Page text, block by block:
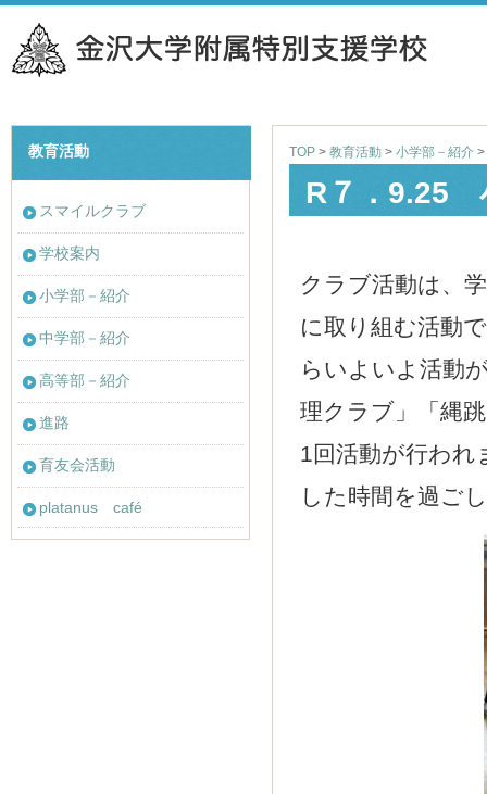
TOP > 教育活動 > 小学部－紹介 >
R７．9.25
クラブ活動は、
に取り組む活動
らいよいよ活動
理クラブ」「縄
1回活動が行われ
した時間を過ご
教育活動
スマイルクラブ
学校案内
小学部－紹介
中学部－紹介
高等部－紹介
進路
育友会活動
platanus café